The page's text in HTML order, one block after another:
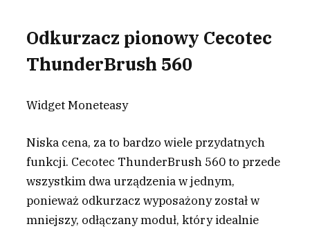
Odkurzacz pionowy Cecotec
ThunderBrush 560
Widget Moneteasy
Niska cena, za to bardzo wiele przydatnych
funkcji. Cecotec ThunderBrush 560 to przede
wszystkim dwa urządzenia w jednym,
ponieważ odkurzacz wyposażony został w
mniejszy, odłączany moduł, który idealnie